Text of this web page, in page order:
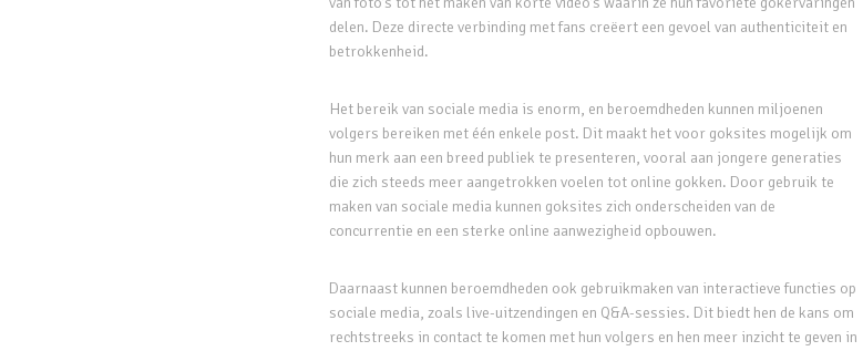
delen. Deze directe verbinding met fans creëert een gevoel van authenticiteit en
betrokkenheid.
Het bereik van sociale media is enorm, en beroemdheden kunnen miljoenen
volgers bereiken met één enkele post. Dit maakt het voor goksites mogelijk om
hun merk aan een breed publiek te presenteren, vooral aan jongere generaties
die zich steeds meer aangetrokken voelen tot online gokken. Door gebruik te
maken van sociale media kunnen goksites zich onderscheiden van de
concurrentie en een sterke online aanwezigheid opbouwen.
Daarnaast kunnen beroemdheden ook gebruikmaken van interactieve functies op
sociale media, zoals live-uitzendingen en Q&A-sessies. Dit biedt hen de kans om
rechtstreeks in contact te komen met hun volgers en hen meer inzicht te geven in